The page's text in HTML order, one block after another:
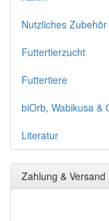
Nutzliches Zubehör
Futtertierzucht
Futtertiere
biOrb, Wabikusa &
Literatur
Zahlung & Versand